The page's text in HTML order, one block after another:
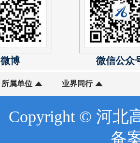
微博 微信公众
所属单位 业界同行
Copyright © 河北
备